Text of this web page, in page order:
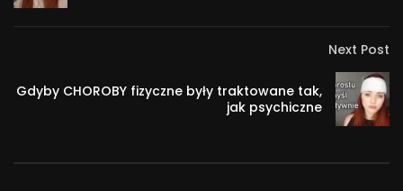
Next Post
Gdyby CHOROBY fizyczne były traktowane tak,
jak psychiczne